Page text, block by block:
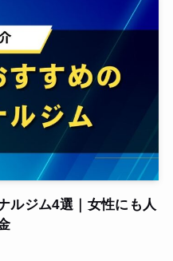
ルジム4選｜女性にも人